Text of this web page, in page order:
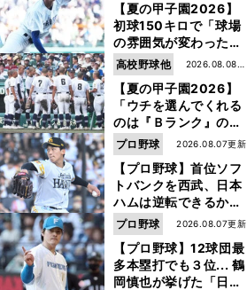
【夏の甲子園2026】
初球150キロで「球場
の雰囲気が変わった」
29年ぶり白星を呼ん
だ大分商・平田玲翔の
底知れぬ才能
【夏の甲子園2026】
「ウチを選んでくれる
のは『Ｂランク』の選
手たち」 八幡商が15
年ぶり甲子園をつかん
だ"名門復活"の舞台裏
2026.08.08更
高校野球他
【プロ野球】首位ソフ
トバンクを西武、日本
ハムは逆転できるか？
鶴岡慎也が挙げる終
盤戦のキーマン３人
2026.08.07更新
プロ野球
【プロ野球】12球団最
多本塁打でも３位... 鶴
岡慎也が挙げた「日本
2026.08.07更新
プロ野球